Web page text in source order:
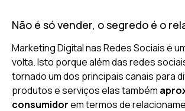
Não é só vender, o segredo é o
Marketing Digital nas Redes Sociais é
volta. Isto porque além das redes
tornado um dos principais canais para
produtos e serviços elas também
consumidorem termos de